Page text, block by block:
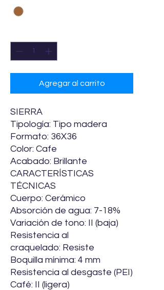
Agregar al carrito
SIERRA
Tipología: Tipo madera
Formato: 36X36
Color: Cafe
Acabado: Brillante
CARACTERÍSTICAS
TÉCNICAS
Cuerpo: Cerámico
Absorción de agua: 7-18%
Variación de tono: II (baja)
Resistencia al
craquelado: Resiste
Boquilla mínima: 4 mm
Resistencia al desgaste (PEI)
Café: II (ligera)